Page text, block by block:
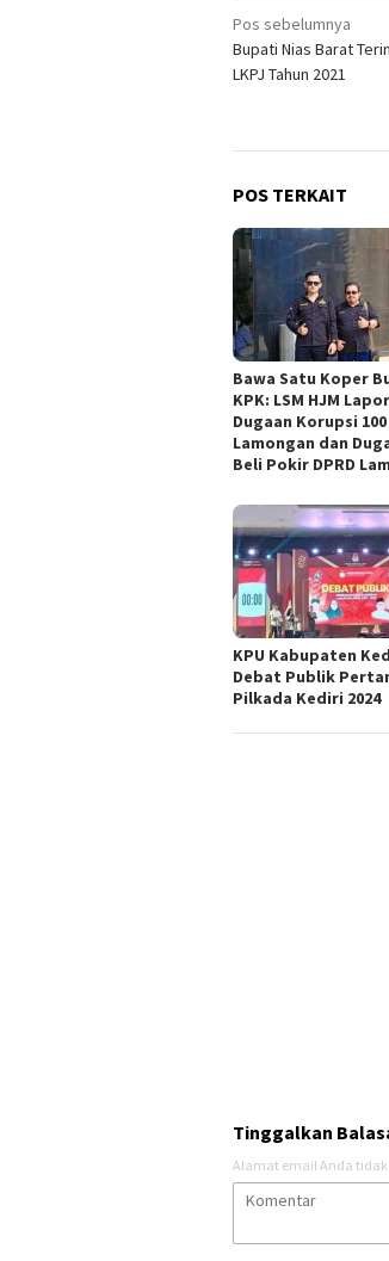
Navigasi
pos
Pos sebelumnya
Bupati Nias Barat
LKPJ Tahun 2021
POS TERKAIT
Bawa Satu Koper
KPK: LSM HJM
Dugaan Korupsi
Lamongan dan
Beli Pokir DPRD
KPU Kabupaten
Debat Publik
Pilkada Kediri 2024
Tinggalkan
Alamat email Anda